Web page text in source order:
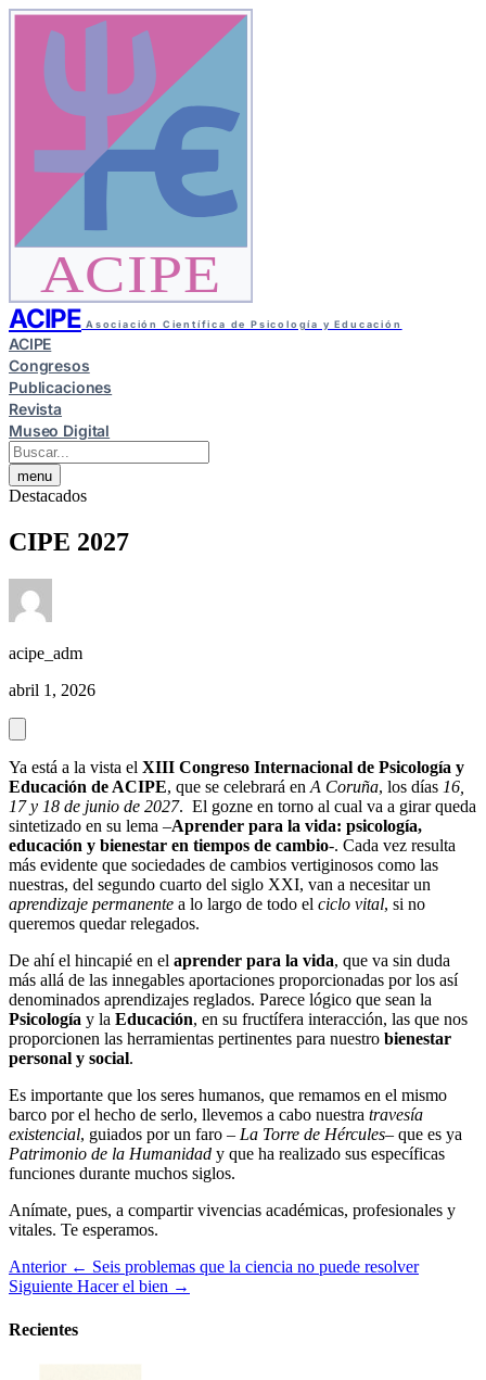
ACIPE
ACIPE Asociación Científica de Psicología y Educación
ACIPE
Congresos
Publicaciones
Revista
Museo Digital
menu
Destacados
CIPE 2027
acipe_adm
abril 1, 2026
Ya está a la vista el XIII Congreso Internacional de Psicología y
Educación de ACIPE, que se celebrará en A Coruña, los días 16,
17 y 18 de junio de 2027. El gozne en torno al cual va a girar queda
sintetizado en su lema –Aprender para la vida: psicología,
educación y bienestar en tiempos de cambio-. Cada vez resulta
más evidente que sociedades de cambios vertiginosos como las
nuestras, del segundo cuarto del siglo XXI, van a necesitar un
aprendizaje permanente a lo largo de todo el ciclo vital, si no
queremos quedar relegados.
De ahí el hincapié en el aprender para la vida, que va sin duda
más allá de las innegables aportaciones proporcionadas por los así
denominados aprendizajes reglados. Parece lógico que sean la
Psicología y la Educación, en su fructífera interacción, las que nos
proporcionen las herramientas pertinentes para nuestro bienestar
personal y social.
Es importante que los seres humanos, que remamos en el mismo
barco por el hecho de serlo, llevemos a cabo nuestra travesía
existencial, guiados por un faro – La Torre de Hércules– que es ya
Patrimonio de la Humanidad y que ha realizado sus específicas
funciones durante muchos siglos.
Anímate, pues, a compartir vivencias académicas, profesionales y
vitales. Te esperamos.
Anterior ← Seis problemas que la ciencia no puede resolver
Siguiente Hacer el bien →
Recientes